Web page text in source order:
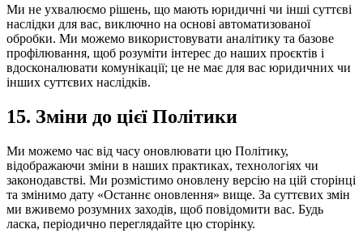
Ми не ухвалюємо рішень, що мають юридичні чи інші суттєві
наслідки для вас, виключно на основі автоматизованої
обробки. Ми можемо використовувати аналітику та базове
профілювання, щоб розуміти інтерес до наших проєктів і
вдосконалювати комунікації; це не має для вас юридичних чи
інших суттєвих наслідків.
15. Зміни до цієї Політики
Ми можемо час від часу оновлювати цю Політику,
відображаючи зміни в наших практиках, технологіях чи
законодавстві. Ми розмістимо оновлену версію на цій сторінці
та змінимо дату «Останнє оновлення» вище. За суттєвих змін
ми вживемо розумних заходів, щоб повідомити вас. Будь
ласка, періодично переглядайте цю сторінку.